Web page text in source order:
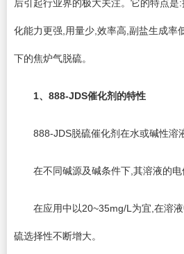
后引起行业界的极大关注。它的特点
化能力更强,用量少,效率高,副盐生成率
下的焦炉气脱硫。
1、888-JDS催化剂的特性
888-JDS脱硫催化剂在水或碱性溶液
在不同碱源及碱条件下,其溶液的电
在应用中以20~35mg/L为宜,在溶液
硫选择性不断增大。